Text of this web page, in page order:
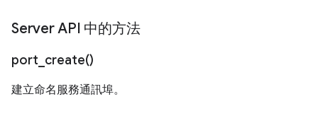
Server API 中的方法
port_create()
建立命名服務通訊埠。